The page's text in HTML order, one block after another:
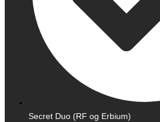
Secret Duo (RF og Erbium)